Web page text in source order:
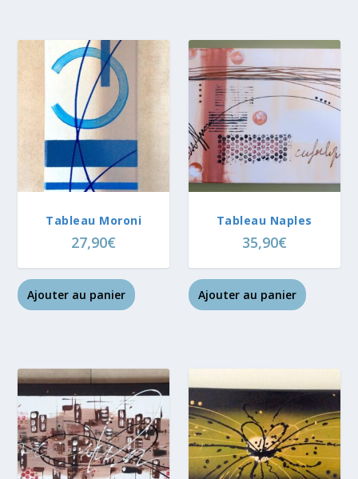
Tableau Moroni
27,90€
Ajouter au panier
Tableau Naples
35,90€
Ajouter au panier